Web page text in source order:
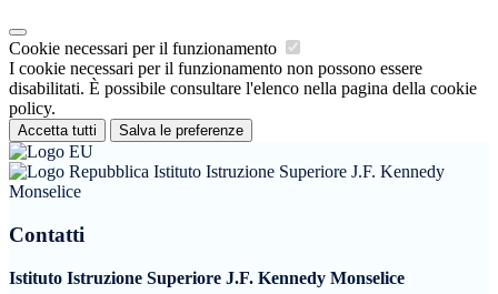
Cookie necessari per il funzionamento
I cookie necessari per il funzionamento non possono essere
disabilitati. È possibile consultare l'elenco nella pagina della cookie
policy.
Accetta tutti Salva le preferenze
Istituto Istruzione Superiore J.F. Kennedy
Monselice
Contatti
Istituto Istruzione Superiore J.F. Kennedy Monselice